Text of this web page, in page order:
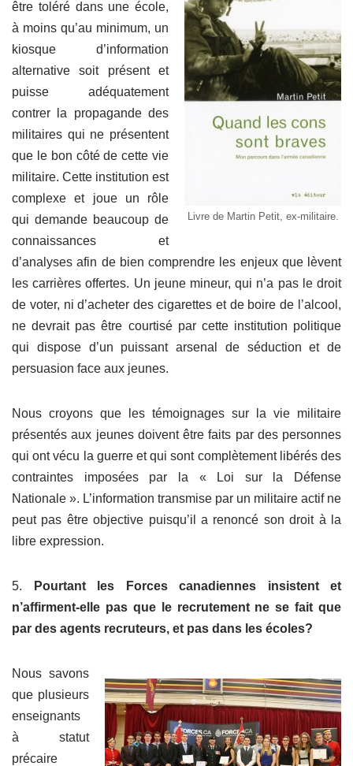
Livre de Martin Petit, ex-militaire.
être toléré dans une école,
à moins qu’au minimum, un
kiosque d’information
alternative soit présent et
puisse adéquatement
contrer la propagande des
militaires qui ne présentent
que le bon côté de cette vie
militaire. Cette institution est
complexe et joue un rôle
qui demande beaucoup de
connaissances et
d’analyses afin de bien comprendre les enjeux que lèvent
les carrières offertes. Un jeune mineur, qui n’a pas le droit
de voter, ni d’acheter des cigarettes et de boire de l’alcool,
ne devrait pas être courtisé par cette institution politique
qui dispose d’un puissant arsenal de séduction et de
persuasion face aux jeunes.
Nous croyons que les témoignages sur la vie militaire
présentés aux jeunes doivent être faits par des personnes
qui ont vécu la guerre et qui sont complètement libérés des
contraintes imposées par la « Loi sur la Défense
Nationale ». L’information transmise par un militaire actif ne
peut pas être objective puisqu’il a renoncé son droit à la
libre expression.
5.
Pourtant les Forces canadiennes insistent et
n’affirment-elle pas que le recrutement ne se fait que
par des agents recruteurs, et pas dans les écoles?
Nous savons
que plusieurs
enseignants
à statut
précaire